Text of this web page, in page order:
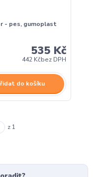
- pes, gumoplast
535 Kč
442 Kčbez DPH
do košíku
z 1